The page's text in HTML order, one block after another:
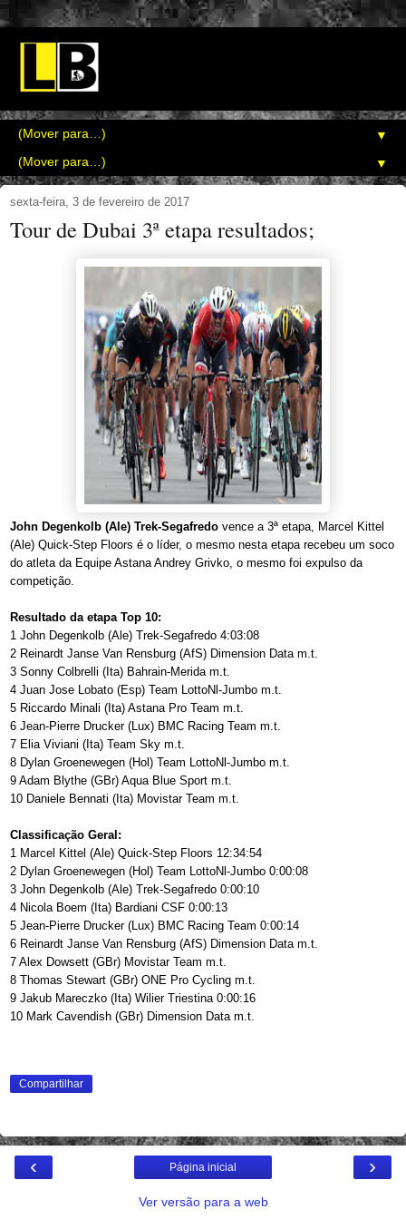
▼
▼
sexta-feira, 3 de fevereiro de 2017
Tour de Dubai 3ª etapa resultados;
John Degenkolb (Ale) Trek-Segafredo vence a 3ª etapa, Marcel Kittel
(Ale) Quick-Step Floors é o líder, o mesmo nesta etapa recebeu um soco
do atleta da Equipe Astana Andrey Grivko, o mesmo foi expulso da
competição.
Resultado da etapa Top 10:
1 John Degenkolb (Ale) Trek-Segafredo 4:03:08
2 Reinardt Janse Van Rensburg (AfS) Dimension Data m.t.
3 Sonny Colbrelli (Ita) Bahrain-Merida m.t.
4 Juan Jose Lobato (Esp) Team LottoNl-Jumbo m.t.
5 Riccardo Minali (Ita) Astana Pro Team m.t.
6 Jean-Pierre Drucker (Lux) BMC Racing Team m.t.
7 Elia Viviani (Ita) Team Sky m.t.
8 Dylan Groenewegen (Hol) Team LottoNl-Jumbo m.t.
9 Adam Blythe (GBr) Aqua Blue Sport m.t.
10 Daniele Bennati (Ita) Movistar Team m.t.
Classificação Geral:
1 Marcel Kittel (Ale) Quick-Step Floors 12:34:54
2 Dylan Groenewegen (Hol) Team LottoNl-Jumbo 0:00:08
3 John Degenkolb (Ale) Trek-Segafredo 0:00:10
4 Nicola Boem (Ita) Bardiani CSF 0:00:13
5 Jean-Pierre Drucker (Lux) BMC Racing Team 0:00:14
6 Reinardt Janse Van Rensburg (AfS) Dimension Data m.t.
7 Alex Dowsett (GBr) Movistar Team m.t.
8 Thomas Stewart (GBr) ONE Pro Cycling m.t.
9 Jakub Mareczko (Ita) Wilier Triestina 0:00:16
10 Mark Cavendish (GBr) Dimension Data m.t.
Compartilhar
‹ ›
Página inicial
Ver versão para a web